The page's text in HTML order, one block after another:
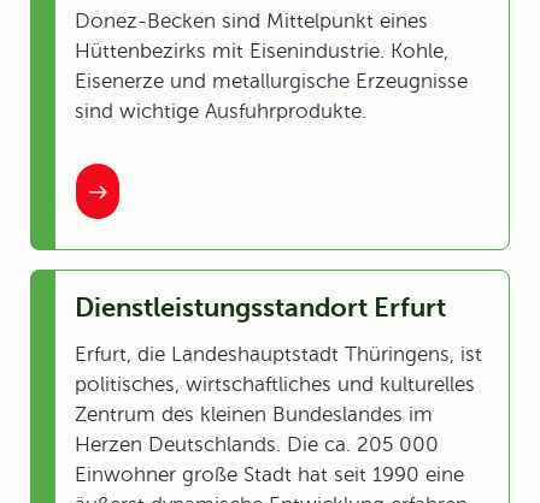
Donez-Becken sind Mittelpunkt eines
Hüttenbezirks mit Eisenindustrie. Kohle,
Eisenerze und metallurgische Erzeugnisse
sind wichtige Ausfuhrprodukte.
Dienstleistungsstandort Erfurt
Erfurt, die Landeshauptstadt Thüringens, ist
politisches, wirtschaftliches und kulturelles
Zentrum des kleinen Bundeslandes im
Herzen Deutschlands. Die ca. 205 000
Einwohner große Stadt hat seit 1990 eine